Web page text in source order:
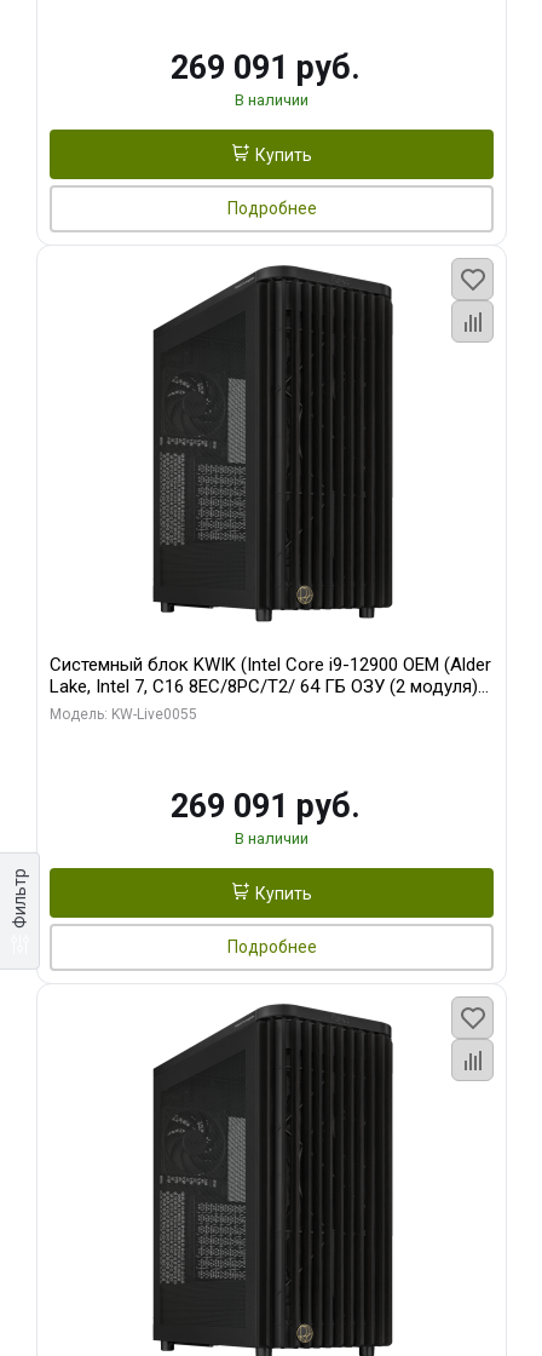
Фильтр
269 091 руб.
В наличии
Купить
Подробнее
Системный блок KWIK (Intel Core i9-12900 OEM (Alder
Lake, Intel 7, C16 8EC/8PC/T2/ 64 ГБ ОЗУ (2 модуля)/
MSI RTX5080 SHADOW 3X OC 16GB GDDR7 256bit 3xDP
Модель: KW-Live0055
269 091 руб.
В наличии
Купить
Подробнее